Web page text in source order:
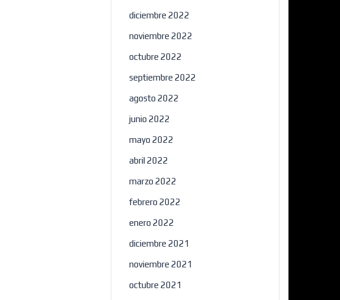
diciembre 2022
noviembre 2022
octubre 2022
septiembre 2022
agosto 2022
junio 2022
mayo 2022
abril 2022
marzo 2022
febrero 2022
enero 2022
diciembre 2021
noviembre 2021
octubre 2021